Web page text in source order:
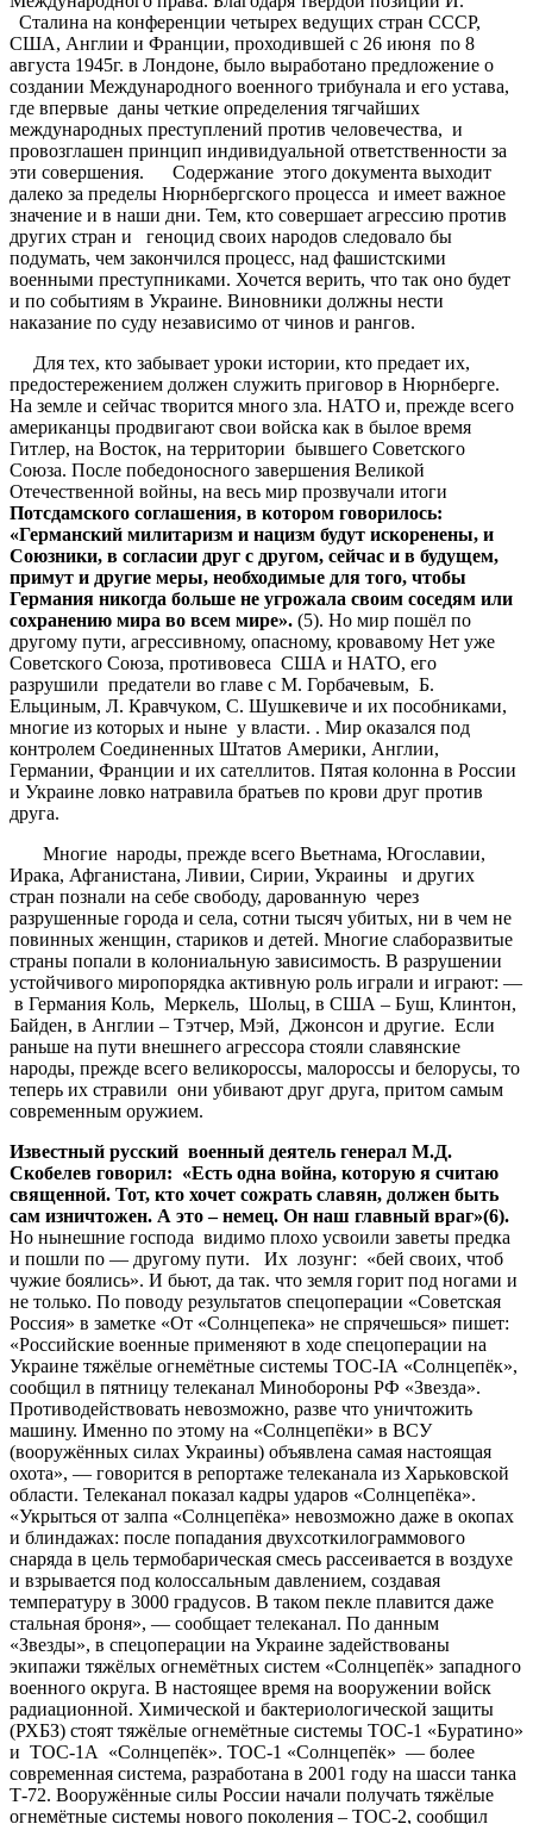
Сталина на конференции четырех ведущих стран СССР,
США, Англии и Франции, проходившей с 26 июня по 8
августа 1945г. в Лондоне, было выработано предложение о
создании Международного военного трибунала и его устава,
где впервые даны четкие определения тягчайших
международных преступлений против человечества, и
провозглашен принцип индивидуальной ответственности за
эти совершения. Содержание этого документа выходит
далеко за пределы Нюрнбергского процесса и имеет важное
значение и в наши дни. Тем, кто совершает агрессию против
других стран и геноцид своих народов следовало бы
подумать, чем закончился процесс, над фашистскими
военными преступниками. Хочется верить, что так оно будет
и по событиям в Украине. Виновники должны нести
наказание по суду независимо от чинов и рангов.
Для тех, кто забывает уроки истории, кто предает их,
предостережением должен служить приговор в Нюрнберге.
На земле и сейчас творится много зла. НАТО и, прежде всего
американцы продвигают свои войска как в былое время
Гитлер, на Восток, на территории бывшего Советского
Союза. После победоносного завершения Великой
Отечественной войны, на весь мир прозвучали итоги
Потсдамского соглашения, в котором говорилось:
«Германский милитаризм и нацизм будут искоренены, и
Союзники, в согласии друг с другом, сейчас и в будущем,
примут и другие меры, необходимые для того, чтобы
Германия никогда больше не угрожала своим соседям или
сохранению мира во всем мире». (5). Но мир пошёл по
другому пути, агрессивному, опасному, кровавому Нет уже
Советского Союза, противовеса США и НАТО, его
разрушили предатели во главе с М. Горбачевым, Б.
Ельциным, Л. Кравчуком, С. Шушкевиче и их пособниками,
многие из которых и ныне у власти. . Мир оказался под
контролем Соединенных Штатов Америки, Англии,
Германии, Франции и их сателлитов. Пятая колонна в России
и Украине ловко натравила братьев по крови друг против
друга.
Многие народы, прежде всего Вьетнама, Югославии,
Ирака, Афганистана, Ливии, Сирии, Украины и других
стран познали на себе свободу, дарованную через
разрушенные города и села, сотни тысяч убитых, ни в чем не
повинных женщин, стариков и детей. Многие слаборазвитые
страны попали в колониальную зависимость. В разрушении
устойчивого миропорядка активную роль играли и играют: —
в Германия Коль, Меркель, Шольц, в США – Буш, Клинтон,
Байден, в Англии – Тэтчер, Мэй, Джонсон и другие. Если
раньше на пути внешнего агрессора стояли славянские
народы, прежде всего великороссы, малороссы и белорусы, то
теперь их стравили они убивают друг друга, притом самым
современным оружием.
Известный русский военный деятель генерал М.Д.
Скобелев говорил: «Есть одна война, которую я считаю
священной. Тот, кто хочет сожрать славян, должен быть
сам изничтожен. А это – немец. Он наш главный враг»(6).
Но нынешние господа видимо плохо усвоили заветы предка
и пошли по — другому пути. Их лозунг: «бей своих, чтоб
чужие боялись». И бьют, да так. что земля горит под ногами и
не только. По поводу результатов спецоперации «Советская
Россия» в заметке «От «Солнцепека» не спрячешься» пишет:
«Российские военные применяют в ходе спецоперации на
Украине тяжёлые огнемётные системы ТОС-IА «Солнцепёк»,
сообщил в пятницу телеканал Минобороны РФ «Звезда».
Противодействовать невозможно, разве что уничтожить
машину. Именно по этому на «Солнцепёки» в ВСУ
(вооружённых силах Украины) объявлена самая настоящая
охота», — говорится в репортаже телеканала из Харьковской
области. Телеканал показал кадры ударов «Солнцепёка».
«Укрыться от залпа «Солнцепёка» невозможно даже в окопах
и блиндажах: после попадания двухсоткилограммового
снаряда в цель термобарическая смесь рассеивается в воздухе
и взрывается под колоссальным давлением, создавая
температуру в 3000 градусов. В таком пекле плавится даже
стальная броня», — сообщает телеканал. По данным
«Звезды», в спецоперации на Украине задействованы
экипажи тяжёлых огнемётных систем «Солнцепёк» западного
военного округа. В настоящее время на вооружении войск
радиационной. Химической и бактериологической защиты
(РХБЗ) стоят тяжёлые огнемётные системы ТОС-1 «Буратино»
и ТОС-1А «Солнцепёк». ТОС-1 «Солнцепёк» — более
современная система, разработана в 2001 году на шасси танка
Т-72. Вооружённые силы России начали получать тяжёлые
огнемётные системы нового поколения – ТОС-2, сообщил